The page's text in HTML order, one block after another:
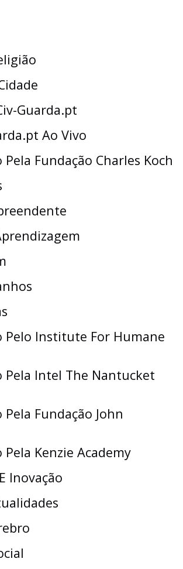
Guarda.pt
Ao Vivo
Fundação Charles Koch
Pelo Institute For Humane
Pela Intel The Nantucket
Fundação John
Kenzie Academy
Inovação